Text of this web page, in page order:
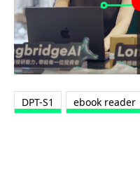
DPT-S1 ebook reader